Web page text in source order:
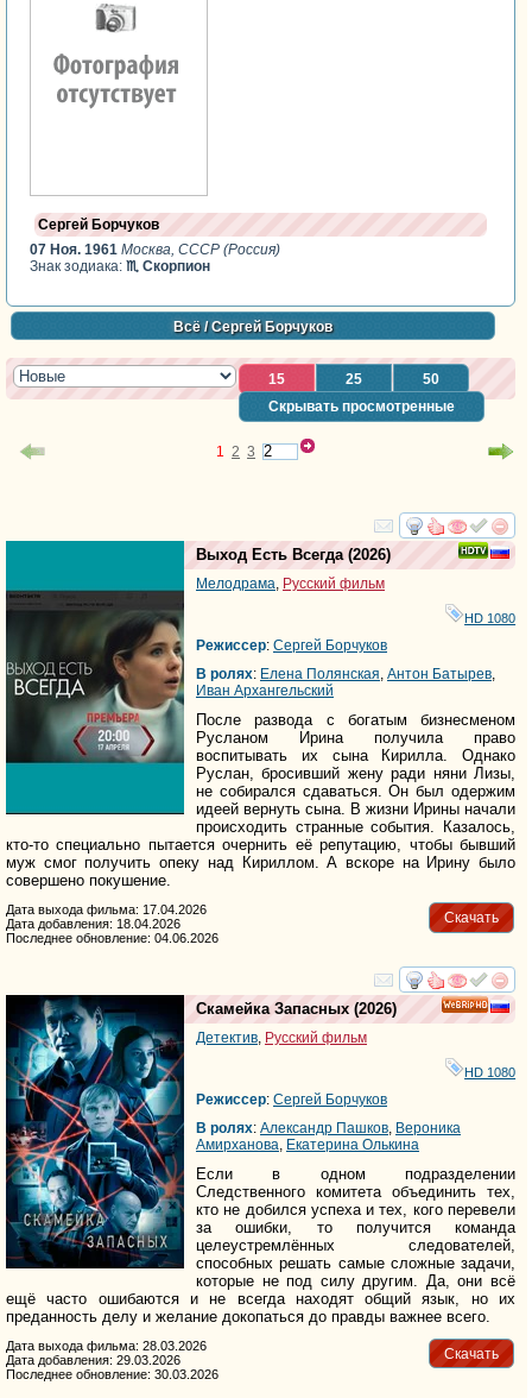
Сергей Борчуков
07 Ноя. 1961Москва, СССР (Россия)
Знак зодиака:♏ Скорпион
Всё/ Сергей Борчуков
15 25
50
Скрывать просмотренные
1 2 3
смотреть
Выход Есть Всегда(2026)
Мелодрама, Русский фильм
HD 1080
Режиссер: Сергей Борчуков
В ролях: Елена Полянская, Антон Батырев,
Иван Архангельский
После развода с богатым бизнесменом
Русланом Ирина получила право
воспитывать их сына Кирилла. Однако
Руслан, бросивший жену ради няни Лизы,
не собирался сдаваться. Он был одержим
идеей вернуть сына. В жизни Ирины начали
происходить странные события. Казалось,
кто-то специально пытается очернить её репутацию, чтобы бывший
муж смог получить опеку над Кириллом. А вскоре на Ирину было
совершено покушение.
Скачать
Дата выхода фильма: 17.04.2026
Дата добавления: 18.04.2026
Последнее обновление: 04.06.2026
смотреть
HD
Скамейка Запасных (2026)
Детектив, Русский фильм
HD 1080
Режиссер: Сергей Борчуков
В ролях: Александр Пашков, Вероника
Амирханова, Екатерина Олькина
Если в одном подразделении
Следственного комитета объединить тех,
кто не добился успеха и тех, кого перевели
за ошибки, то получится команда
целеустремлённых следователей,
способных решать самые сложные задачи,
которые не под силу другим. Да, они всё
ещё часто ошибаются и не всегда находят общий язык, но их
преданность делу и желание докопаться до правды важнее всего.
Скачать
Дата выхода фильма: 28.03.2026
Дата добавления: 29.03.2026
Последнее обновление: 30.03.2026